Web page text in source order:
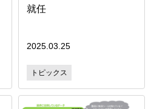
就任
2025.03.25
トピックス